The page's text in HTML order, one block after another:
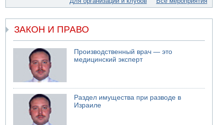
свадьбу
07.08.2026 11:05
Саудовская Аравия опасается нападения хуситов и
ЗАКОН И ПРАВО
Производственный врач — это
медицинский эксперт
Раздел имущества при разводе в
Израиле